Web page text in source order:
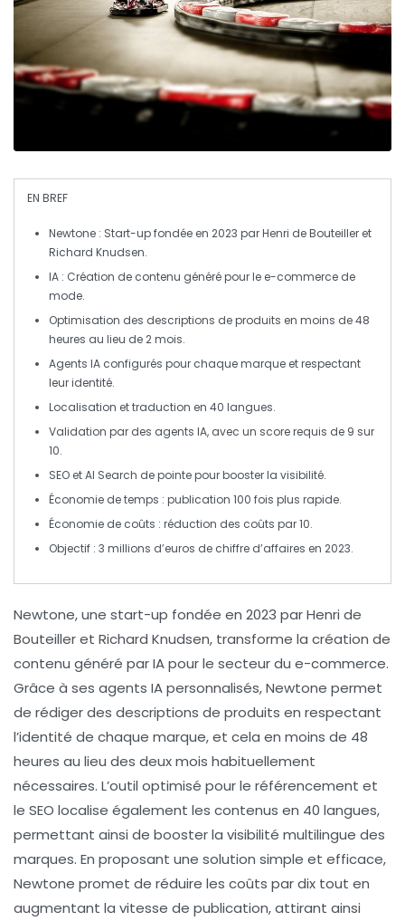
EN BREF
Newtone : Start-up fondée en 2023 par Henri de Bouteiller et
Richard Knudsen.
IA : Création de contenu généré pour le e-commerce de
mode.
Optimisation des descriptions de produits en moins de 48
heures au lieu de 2 mois.
Agents IA configurés pour chaquemarque et respectant
leuridentité.
Localisation et traduction en 40 langues.
Validation par des agents IA, avec un score requis de 9 sur
10.
SEO etAI Search de pointe pour booster la visibilité.
Économie de temps : publication 100 fois plus rapide.
Économie de coûts : réduction des coûts par 10.
Objectif : 3 millions d’euros de chiffre d’affaires en 2023.
Newtone, une start-up fondée en 2023 par Henri de
Bouteiller et Richard Knudsen, transforme la création de
contenu généré par IApour le secteur du e-commerce.
Grâce à ses agents IA personnalisés, Newtone permet
de rédiger des descriptions de produits en respectant
l’identité de chaque marque, et cela en moins de 48
heures au lieu des deux mois habituellement
nécessaires. L’outil optimisé pour le référencement et
le SEO localise également les contenus en 40 langues,
permettant ainsi de booster la visibilité multilingue des
marques. En proposant une solution simple et efficace,
Newtone promet de réduire les coûts par dix tout en
augmentant la vitesse de publication, attirant ainsi